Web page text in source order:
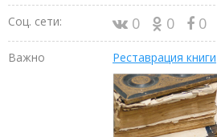
Соц. сети: 0 0 0
Важно Реставрация книги